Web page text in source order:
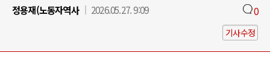
정용재(노동자역사
2026.05.27. 9:09 0
기사수정